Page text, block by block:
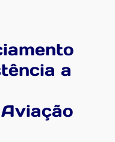
a